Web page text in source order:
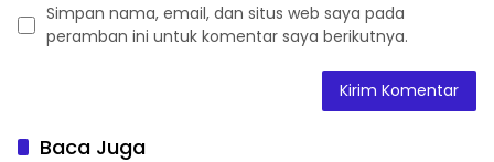
Simpan nama, email, dan situs web saya pada
peramban ini untuk komentar saya berikutnya.
Baca Juga